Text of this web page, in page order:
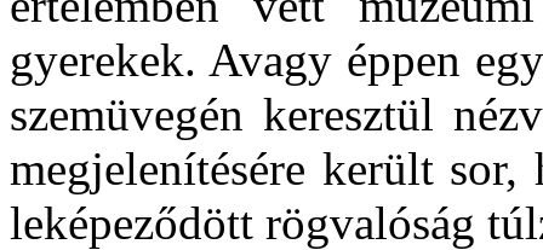
gyerekek. Avagy éppen
szemüvegén keresztül
megjelenítésére került
leképeződött rögvalóság